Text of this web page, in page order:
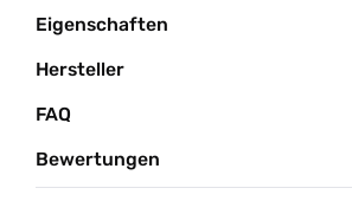
Eigenschaften
Hersteller
FAQ
Bewertungen